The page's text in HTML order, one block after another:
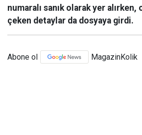
numaralı sanık olarak yer
çeken detaylar da dosyaya girdi.
Abone ol MagazinKolik